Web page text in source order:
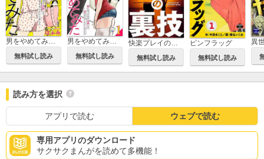
男をやめてみた～癌になったので女装して恋をすることにしました～
無料試し読み
男をやめてみた～癌になったので女装して恋をすることにしました～ 【単行本版】
無料試し読み
快楽プレイの裏技
無料試し読み
ピンフラッグ
無料試し読み
読み方を選択
アプリで読む ウェブで読む
専用アプリのダウンロード
サクサクまんがを読めて多機能！